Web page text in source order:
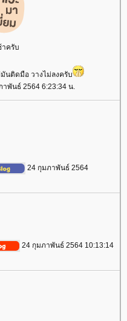
าครับ
นติดมือ วางไม่ลงครับ
าพันธ์ 2564 6:23:34 น.
24 กุมภาพันธ์ 2564
24 กุมภาพันธ์ 2564 10:13:14